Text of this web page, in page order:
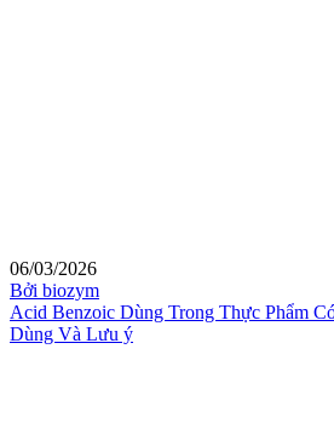
06/03/2026
Bởi biozym
Acid Benzoic Dùng Trong Thực Phẩm
Dùng Và Lưu ý